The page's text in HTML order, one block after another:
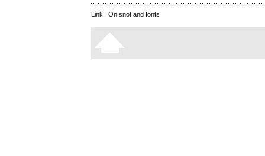
Link: On snot and fonts